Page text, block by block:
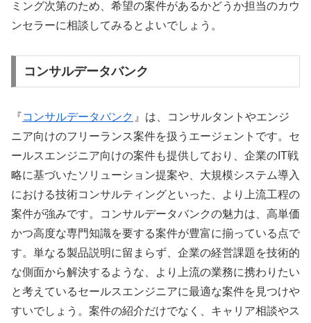
ミング次第のため、希望の案件があるかどうか担当のカウ
ンセラーに相談してみるとよいでしょう。
コンサルデータバンク
『コンサルデータバンク 』は、コンサルタントやエンジ
ニア向けのフリーランス案件を扱うエージェントです。セ
ールスエンジニア向けの案件も提供しており、企業のIT戦
略に基づいたソリューション提案や、大規模システム導入
における技術コンサルティングといった、より上流工程の
案件が強みです。コンサルデータバンクの魅力は、高単価
かつ高度な専門知識を要する案件が豊富に揃っている点で
す。単なる製品説明に留まらず、企業の経営課題を技術的
な側面から解決するような、より上流の業務に携わりたい
と考えているセールスエンジニアに最適な案件を見つけや
すいでしょう。案件の紹介だけでなく、キャリア相談やス